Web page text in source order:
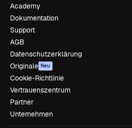
Academy
Dokumentation
Support
AGB
Datenschutzerklärung
Originale Neu
Cookie-Richtlinie
Vertrauenszentrum
Partner
Unternehmen